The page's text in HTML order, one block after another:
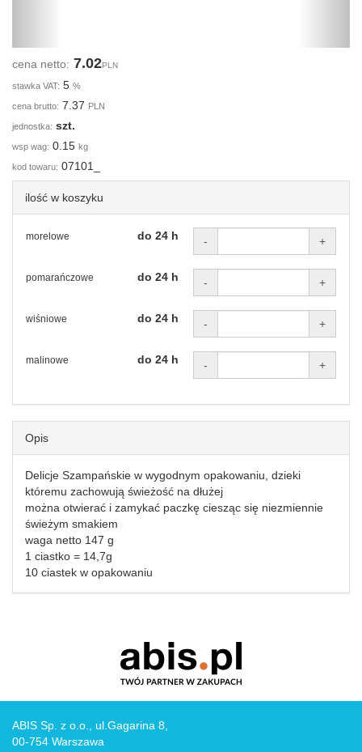
cena netto: 7.02PLN
stawka VAT: 5 %
cena brutto: 7.37 PLN
jednostka: szt.
wsp wag: 0.15 kg
kod towaru: 07101_
ilość w koszyku
morelowe do 24 h - +
pomarańczowe do 24 h - +
wiśniowe do 24 h - +
malinowe do 24 h - +
Opis
Delicje Szampańskie w wygodnym opakowaniu, dzieki
któremu zachowują świeżość na dłużej
można otwierać i zamykać paczkę ciesząc się niezmiennie
świeżym smakiem
waga netto 147 g
1 ciastko = 14,7g
10 ciastek w opakowaniu
ABIS Sp. z o.o., ul.Gagarina 8,
00-754 Warszawa